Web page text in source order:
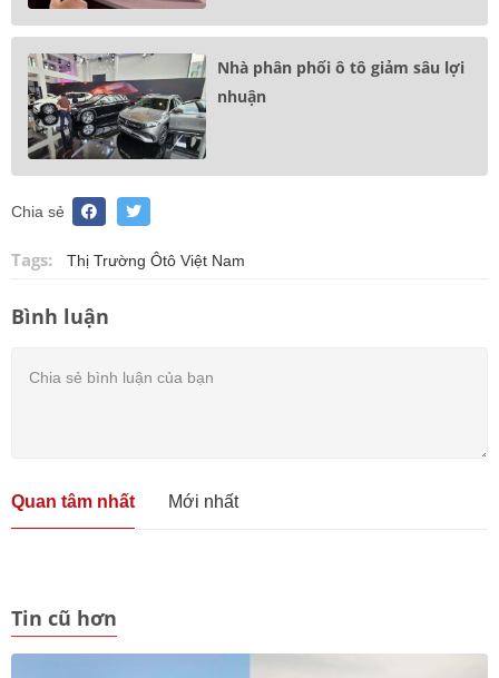
Nhà phân phối ô tô giảm sâu lợi
nhuận
Chia sẻ
Tags: Thị Trường Ôtô Việt Nam
Bình luận
Quan tâm nhất Mới nhất
Tin cũ hơn